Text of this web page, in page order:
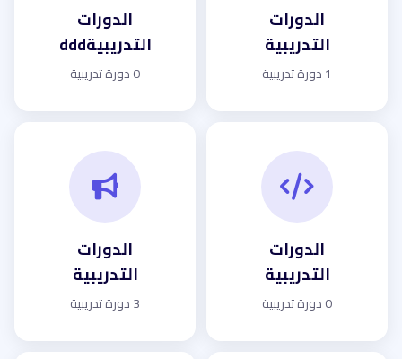
الدورات
التدريبية
1 دورة تدريبية
الدورات
التدريبيةddd
0 دورة تدريبية
الدورات
التدريبية
0 دورة تدريبية
الدورات
التدريبية
3 دورة تدريبية